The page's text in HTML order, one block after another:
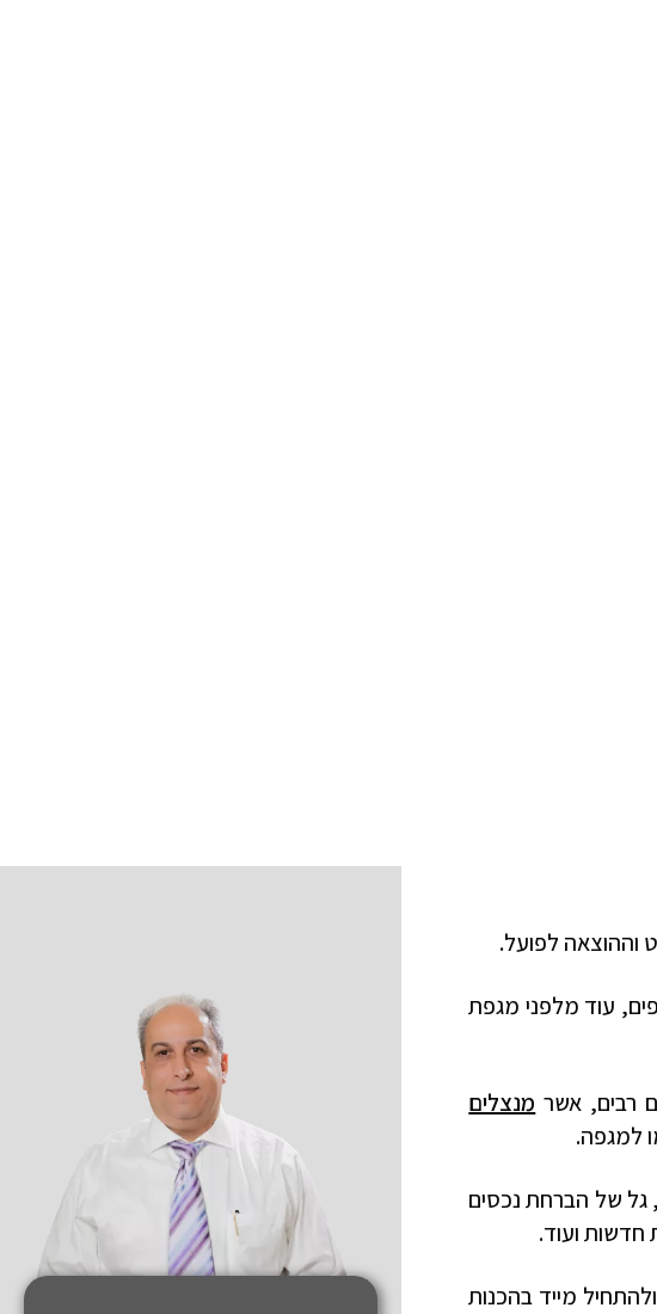
לפועל.
עוד מלפני מגפת
רבים, אשר מנצלים
למגפה.
, גל של הברחת נכסים
ועוד.
מייד בהכנות